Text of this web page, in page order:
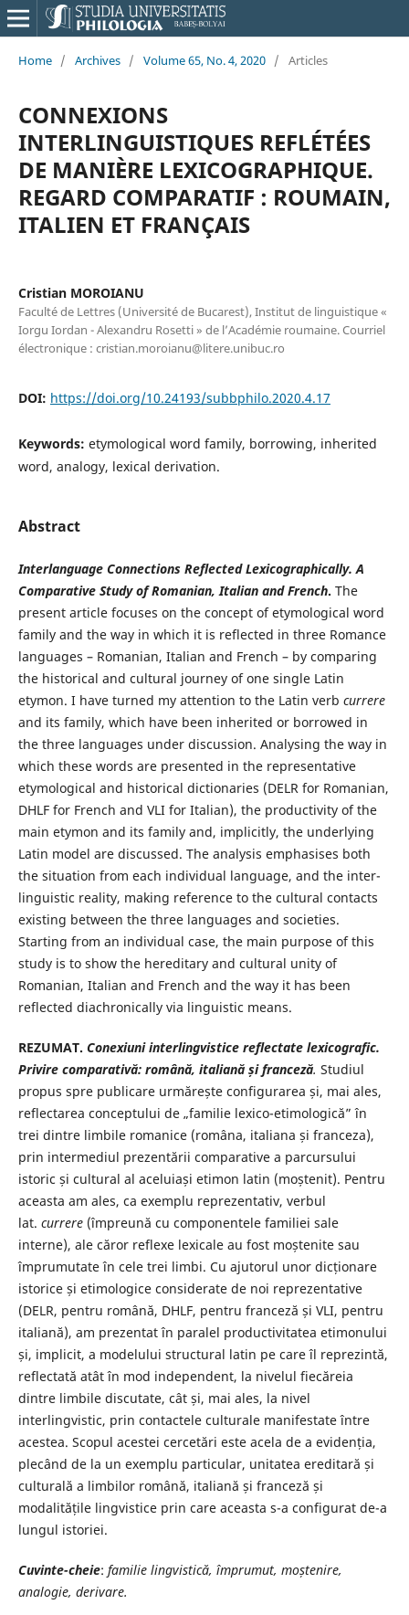
Home / Archives / Volume 65, No. 4, 2020 / Articles
CONNEXIONS
INTERLINGUISTIQUES REFLÉTÉES
DE MANIÈRE LEXICOGRAPHIQUE.
REGARD COMPARATIF : ROUMAIN,
ITALIEN ET FRANÇAIS
Cristian MOROIANU
Faculté de Lettres (Université de Bucarest), Institut de linguistique «
Iorgu Iordan - Alexandru Rosetti » de l’Académie roumaine. Courriel
électronique : cristian.moroianu@litere.unibuc.ro
DOI: https://doi.org/10.24193/subbphilo.2020.4.17
Keywords: etymological word family, borrowing, inherited
word, analogy, lexical derivation.
Abstract
Interlanguage Connections Reflected Lexicographically. A
Comparative Study of Romanian, Italian and French. The
present article focuses on the concept of etymological word
family and the way in which it is reflected in three Romance
languages – Romanian, Italian and French – by comparing
the historical and cultural journey of one single Latin
etymon. I have turned my attention to the Latin verb currere
and its family, which have been inherited or borrowed in
the three languages under discussion. Analysing the way in
which these words are presented in the representative
etymological and historical dictionaries (DELR for Romanian,
DHLF for French and VLI for Italian), the productivity of the
main etymon and its family and, implicitly, the underlying
Latin model are discussed. The analysis emphasises both
the situation from each individual language, and the inter-
linguistic reality, making reference to the cultural contacts
existing between the three languages and societies.
Starting from an individual case, the main purpose of this
study is to show the hereditary and cultural unity of
Romanian, Italian and French and the way it has been
reflected diachronically via linguistic means.
REZUMAT. Conexiuni interlingvistice reflectate lexicografic.
Privire comparativă: română, italiană și franceză. Studiul
propus spre publicare urmărește configurarea și, mai ales,
reflectarea conceptului de „familie lexico-etimologică” în
trei dintre limbile romanice (româna, italiana și franceza),
prin intermediul prezentării comparative a parcursului
istoric și cultural al aceluiași etimon latin (moștenit). Pentru
aceasta am ales, ca exemplu reprezentativ, verbul
lat. currere(împreună cu componentele familiei sale
interne), ale căror reflexe lexicale au fost moștenite sau
împrumutate în cele trei limbi. Cu ajutorul unor dicționare
istorice și etimologice considerate de noi reprezentative
(DELR, pentru română, DHLF, pentru franceză și VLI, pentru
italiană), am prezentat în paralel productivitatea etimonului
și, implicit, a modelului structural latin pe care îl reprezintă,
reflectată atât în mod independent, la nivelul fiecăreia
dintre limbile discutate, cât și, mai ales, la nivel
interlingvistic, prin contactele culturale manifestate între
acestea. Scopul acestei cercetări este acela de a evidenția,
plecând de la un exemplu particular, unitatea ereditară și
culturală a limbilor română, italiană și franceză și
modalitățile lingvistice prin care aceasta s-a configurat de-a
lungul istoriei.
Cuvinte-cheie: familie lingvistică, împrumut, moștenire,
analogie, derivare.